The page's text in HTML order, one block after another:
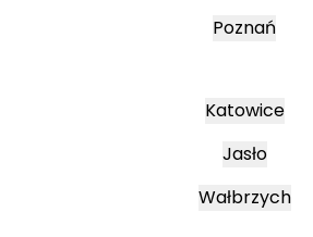
Poznań
Katowice
Jasło
Wałbrzych